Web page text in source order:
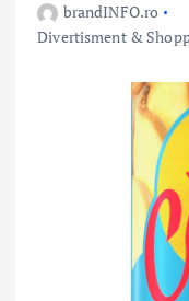
brandINFO.ro
Divertisment &